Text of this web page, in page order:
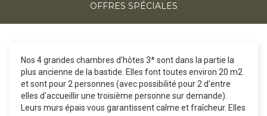
OFFRES SPÉCIALES
Nos 4 grandes chambres d'hôtes 3* sont dans la partie la
plus ancienne de la bastide. Elles font toutes environ 20 m2
et sont pour 2 personnes (avec possibilité pour 2 d'entre
elles d'accueillir une troisième personne sur demande).
Leurs murs épais vous garantissent calme et fraîcheur. Elles